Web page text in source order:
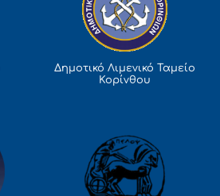
Δημοτικό Λιμενικό Ταμείο
Κορίνθου